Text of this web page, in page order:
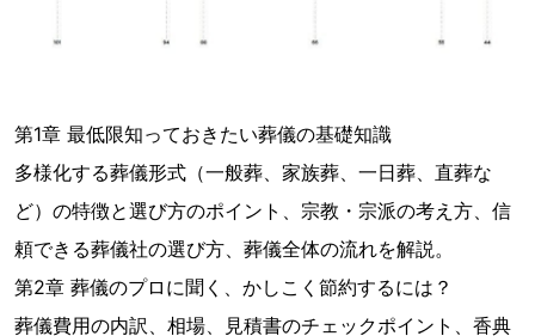
第1章 最低限知っておきたい葬儀の基礎知識
多様化する葬儀形式（一般葬、家族葬、一日葬、直葬な
ど）の特徴と選び方のポイント、宗教・宗派の考え方、信
頼できる葬儀社の選び方、葬儀全体の流れを解説。
第2章 葬儀のプロに聞く、かしこく節約するには？
葬儀費用の内訳、相場、見積書のチェックポイント、香典